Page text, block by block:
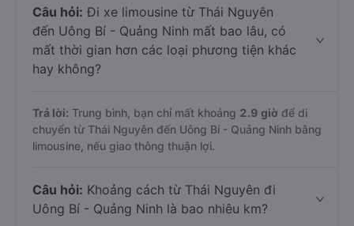
Câu hỏi: Đi xe limousine từ Thái Nguyên
đến Uông Bí - Quảng Ninh mất bao lâu, có
mất thời gian hơn các loại phương tiện khác
hay không?
Trả lời: Trung bình, bạn chỉ mất khoảng 2.9 giờ để di
chuyển từ Thái Nguyên đến Uông Bí - Quảng Ninh bằng
limousine, nếu giao thông thuận lợi.
Câu hỏi: Khoảng cách từ Thái Nguyên đi
Uông Bí - Quảng Ninh là bao nhiêu km?